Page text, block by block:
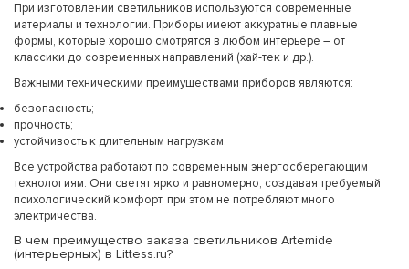
При изготовлении светильников используются современные
материалы и технологии. Приборы имеют аккуратные плавные
формы, которые хорошо смотрятся в любом интерьере – от
классики до современных направлений (хай-тек и др.).
Важными техническими преимуществами приборов являются:
безопасность;
прочность;
устойчивость к длительным нагрузкам.
Все устройства работают по современным энергосберегающим
технологиям. Они светят ярко и равномерно, создавая требуемый
психологический комфорт, при этом не потребляют много
электричества.
В чем преимущество заказа светильников Artemide
(интерьерных) в Littess.ru?